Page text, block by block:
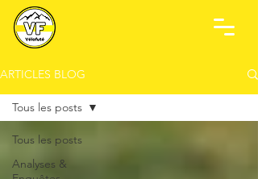
ARTICLES BLOG
Tous les posts
Analyses &
Tous les posts